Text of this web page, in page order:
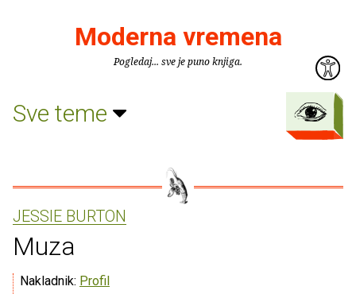
Moderna vremena
Pogledaj... sve je puno knjiga.
Sve teme
JESSIE BURTON
Muza
Nakladnik: Profil